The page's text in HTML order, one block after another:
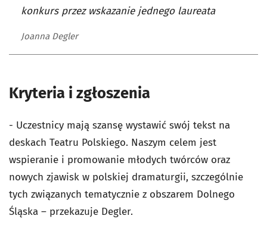
konkurs przez wskazanie jednego laureata
Joanna Degler
Kryteria i zgłoszenia
- Uczestnicy mają szansę wystawić swój tekst na
deskach Teatru Polskiego. Naszym celem jest
wspieranie i promowanie młodych twórców oraz
nowych zjawisk w polskiej dramaturgii, szczególnie
tych związanych tematycznie z obszarem Dolnego
Śląska – przekazuje Degler.